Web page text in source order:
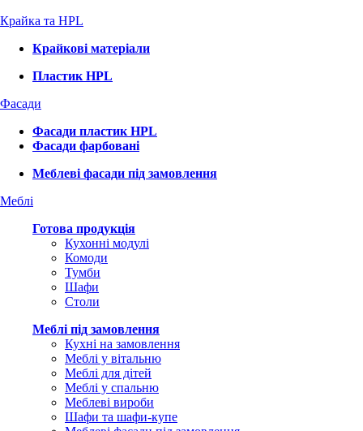
Крайка та HPL
Крайкові матеріали
Пластик HPL
Фасади
Фасади пластик HPL
Фасади фарбовані
Меблеві фасади під замовлення
Меблі
Готова продукція
Кухонні модулі
Комоди
Тумби
Шафи
Столи
Меблі під замовлення
Кухні на замовлення
Меблі у вітальню
Меблі для дітей
Меблі у спальню
Меблеві вироби
Шафи та шафи-купе